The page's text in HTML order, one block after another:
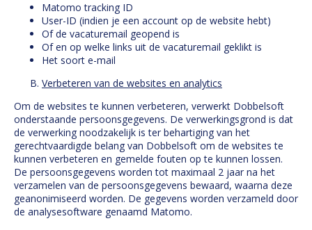
Matomo tracking ID
User-ID (indien je een account op de website hebt)
Of de vacaturemail geopend is
Of en op welke links uit de vacaturemail geklikt is
Het soort e-mail
Verbeteren van de websites en analytics
Om de websites te kunnen verbeteren, verwerkt Dobbelsoft
onderstaande persoonsgegevens. De verwerkingsgrond is dat
de verwerking noodzakelijk is ter behartiging van het
gerechtvaardigde belang van Dobbelsoft om de websites te
kunnen verbeteren en gemelde fouten op te kunnen lossen.
De persoonsgegevens worden tot maximaal 2 jaar na het
verzamelen van de persoonsgegevens bewaard, waarna deze
geanonimiseerd worden. De gegevens worden verzameld door
de analysesoftware genaamd Matomo.